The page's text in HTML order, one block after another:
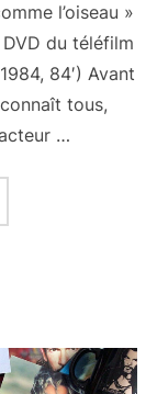
l’oiseau »
du téléfilm
84′) Avant
tous,
…
DVD « FOU